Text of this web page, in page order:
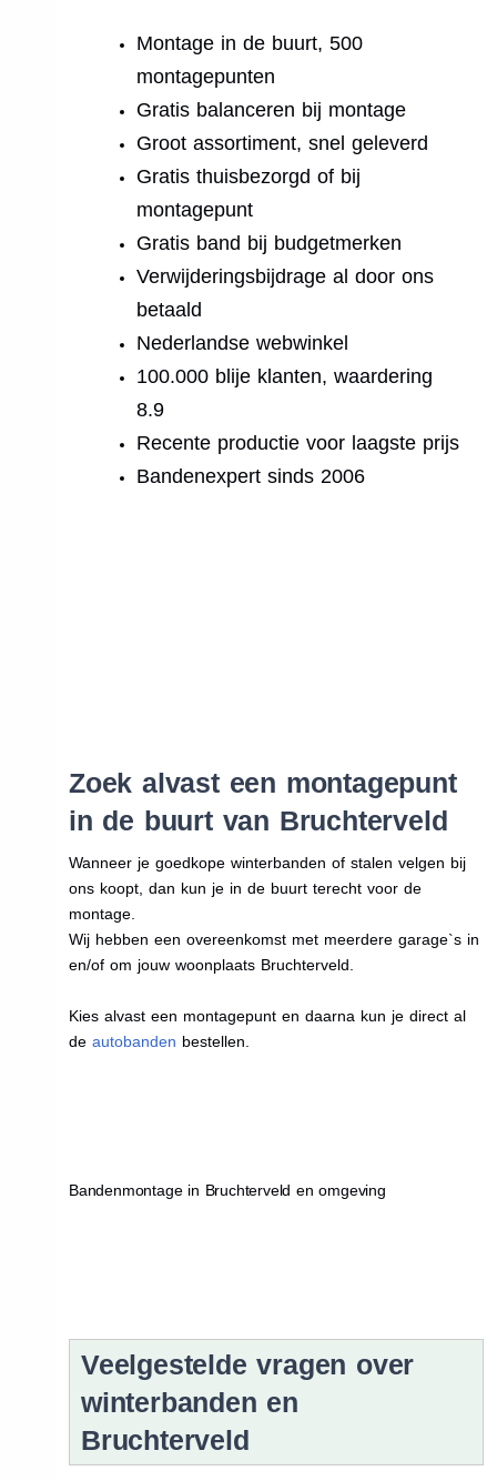
Montage in de buurt, 500
montagepunten
Gratis balanceren bij montage
Groot assortiment, snel geleverd
Gratis thuisbezorgd of bij
montagepunt
Gratis band bij budgetmerken
Verwijderingsbijdrage al door ons
betaald
Nederlandse webwinkel
100.000 blije klanten, waardering
8.9
Recente productie voor laagste prijs
Bandenexpert sinds 2006
Zoek alvast een montagepunt
in de buurt van Bruchterveld
Wanneer je goedkope winterbanden of stalen velgen bij
ons koopt, dan kun je in de buurt terecht voor de
montage.
Wij hebben een overeenkomst met meerdere garage`s in
en/of om jouw woonplaats Bruchterveld.
Kies alvast een montagepunt en daarna kun je direct al
de autobanden bestellen.
Bandenmontage in Bruchterveld en omgeving
Veelgestelde vragen over
winterbanden en
Bruchterveld